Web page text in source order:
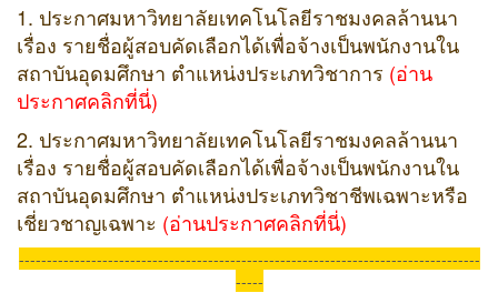
1. ประกาศมหาวิทยาลัยเทคโนโลยีราชมงคลล้านนา
เรื่อง รายชื่อผู้สอบคัดเลือกได้เพื่อจ้างเป็นพนักงานใน
สถาบันอุดมศึกษา ตำแหน่งประเภทวิชาการ (อ่าน
ประกาศคลิกที่นี่)
2. ประกาศมหาวิทยาลัยเทคโนโลยีราชมงคลล้านนา
เรื่อง รายชื่อผู้สอบคัดเลือกได้เพื่อจ้างเป็นพนักงานใน
สถาบันอุดมศึกษา ตำแหน่งประเภทวิชาชีพเฉพาะหรือ
เชี่ยวชาญเฉพาะ (อ่านประกาศคลิกที่นี่)
-----------------------------------------------------------------------------------
-----